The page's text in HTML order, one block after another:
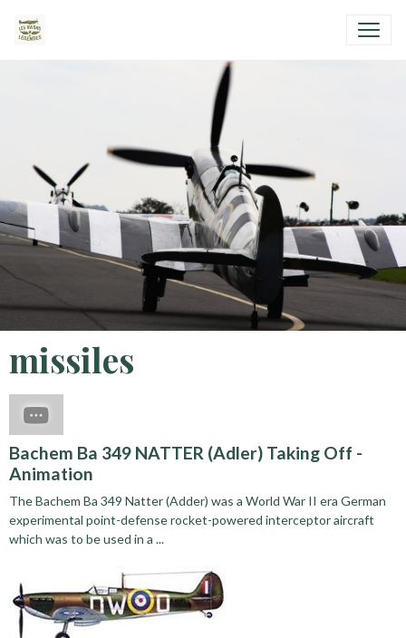
missiles
Bachem Ba 349 NATTER (Adler) Taking Off -
Animation
The Bachem Ba 349 Natter (Adder) was a World War II era German
experimental point-defense rocket-powered interceptor aircraft
which was to be used in a ...